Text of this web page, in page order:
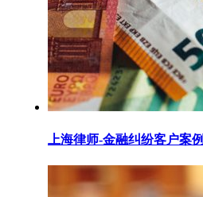
上海律师-金融纠纷客户案例